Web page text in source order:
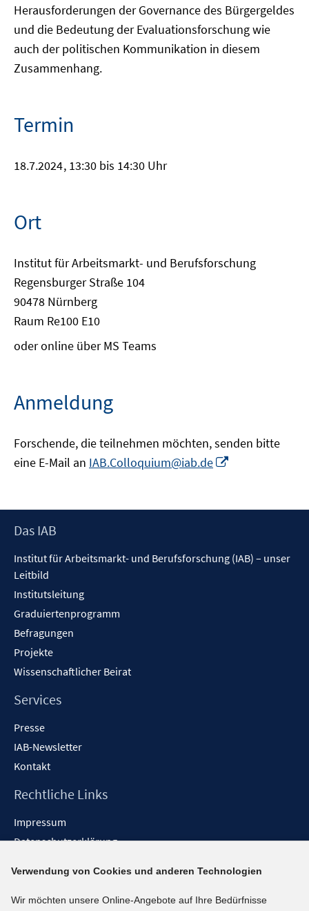
Herausforderungen der Governance des Bürgergeldes
und die Bedeutung der Evaluationsforschung wie
auch der politischen Kommunikation in diesem
Zusammenhang.
Termin
18.7.2024, 13:30 bis 14:30 Uhr
Ort
Institut für Arbeitsmarkt- und Berufsforschung
Regensburger Straße 104
90478 Nürnberg
Raum Re100 E10
oder online über MS Teams
Anmeldung
Forschende, die teilnehmen möchten, senden bitte
eine E-Mail an IAB.Colloquium@iab.de
öffnen
Footer
Das IAB
Institut für Arbeitsmarkt- und Berufsforschung (IAB) – unser
Leitbild
Institutsleitung
Graduiertenprogramm
Befragungen
Projekte
Wissenschaftlicher Beirat
Services
Presse
IAB-Newsletter
Kontakt
Rechtliche Links
Impressum
Datenschutzerklärung
Barrieren melden
Verwendung von Cookies und anderen Technologien
Wir möchten unsere Online-Angebote auf Ihre Bedürfnisse